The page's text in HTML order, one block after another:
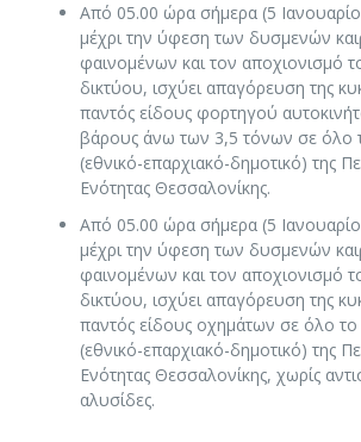
Από 05.00 ώρα σήμερα (5
μέχρι την ύφεση των δυσμενών
φαινομένων και τον αποχιονισμό
δικτύου, ισχύει απαγόρευση της
παντός είδους φορτηγού
βάρους άνω των 3,5 τόνων σε όλο
(εθνικό-επαρχιακό-δημοτικό) της
Ενότητας Θεσσαλονίκης.
Από 05.00 ώρα σήμερα (5
μέχρι την ύφεση των δυσμενών
φαινομένων και τον αποχιονισμό
δικτύου, ισχύει απαγόρευση της
παντός είδους οχημάτων σε όλο το
(εθνικό-επαρχιακό-δημοτικό) της
Ενότητας Θεσσαλονίκης, χωρίς
αλυσίδες.